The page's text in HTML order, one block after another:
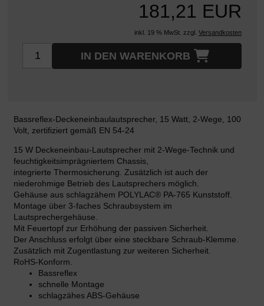
181,21 EUR
inkl. 19 % MwSt. zzgl. Versandkosten
IN DEN WARENKORB
Bassreflex-Deckeneinbaulautsprecher, 15 Watt, 2-Wege, 100
Volt, zertifiziert gemäß EN 54-24
15 W Deckeneinbau-Lautsprecher mit 2-Wege-Technik und
feuchtigkeitsimprägniertem Chassis,
integrierte Thermosicherung. Zusätzlich ist auch der
niederohmige Betrieb des Lautsprechers möglich.
Gehäuse aus schlagzähem POLYLAC® PA-765 Kunststoff.
Montage über 3-faches Schraubsystem im
Lautsprechergehäuse.
Mit Feuertopf zur Erhöhung der passiven Sicherheit.
Der Anschluss erfolgt über eine steckbare Schraub-Klemme.
Zusätzlich mit Zugentlastung zur weiteren Sicherheit.
RoHS-Konform.
Bassreflex
schnelle Montage
schlagzähes ABS-Gehäuse